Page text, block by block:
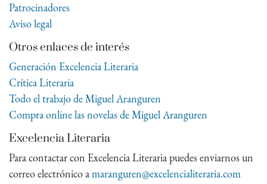
Patrocinadores
Aviso legal
Otros enlaces de interés
Generación Excelencia Literaria
Crítica Literaria
Todo el trabajo de Miguel Aranguren
Compra online las novelas de Miguel Aranguren
Excelencia Literaria
Para contactar con Excelencia Literaria puedes enviarnos un
correo electrónico amaranguren@excelencialiteraria.com